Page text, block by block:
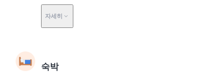
자세히
숙박